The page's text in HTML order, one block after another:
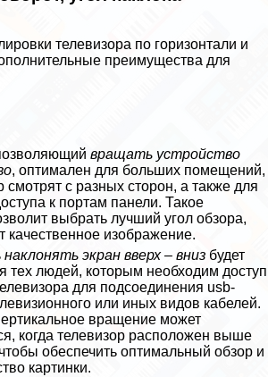
телевизора по горизонтали и
преимущества для
вращать устройство
, оптимален для больших помещений,
смотрят с разных сторон, а также для
к портам панели. Такое
выбрать лучший угол обзора,
качественное изображение.
наклонять экран вверх – вниз будет
тех людей, которым необходим доступ
для подсоединения usb-
или иных видов кабелей.
вращение может
когда телевизор расположен выше
обеспечить оптимальный обзор и
картинки.